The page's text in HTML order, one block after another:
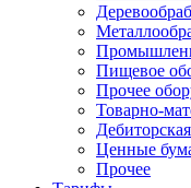
Пищевое
Прочее
Товарно-
Ценные
Прочее